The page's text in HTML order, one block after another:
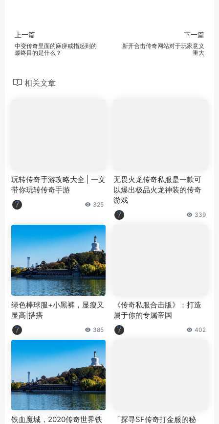
上一篇
中变传奇里面的麻痹戒指起到的
最终目的是什么？
下一篇
新开合击传奇网站对于玩家意义
重大
相关文章
玩转传奇手游攻略大全 | 一文
带你玩转传奇手游
325
无畏火龙传奇私服是一款可
以爆出极品火龙神装的传奇
游戏
339
绿色棒球服+小黑裤，显瘦又
显高|搭搭
385
《传奇私服合击版》：打造
属于你的专属帝国
402
铁血魔城，2020传奇世界铁
「探寻SF传奇打金服的秘